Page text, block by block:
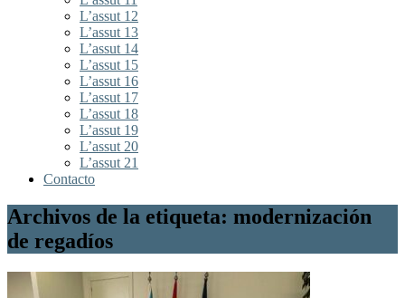
L’assut 12
L’assut 13
L’assut 14
L’assut 15
L’assut 16
L’assut 17
L’assut 18
L’assut 19
L’assut 20
L’assut 21
Contacto
Archivos de la etiqueta: modernización
de regadíos